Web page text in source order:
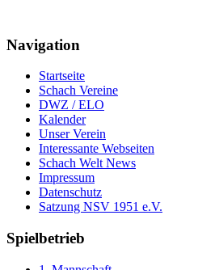
Navigation
Startseite
Schach Vereine
DWZ / ELO
Kalender
Unser Verein
Interessante Webseiten
Schach Welt News
Impressum
Datenschutz
Satzung NSV 1951 e.V.
Spielbetrieb